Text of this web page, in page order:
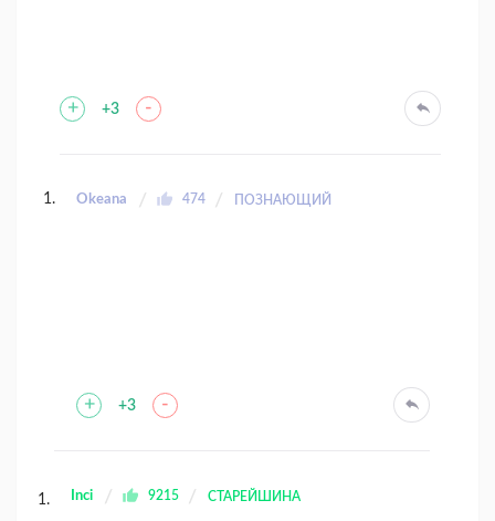
+ +3 -
Okeana 474 ПОЗНАЮЩИЙ
+ +3 -
Inci 9215 СТАРЕЙШИНА